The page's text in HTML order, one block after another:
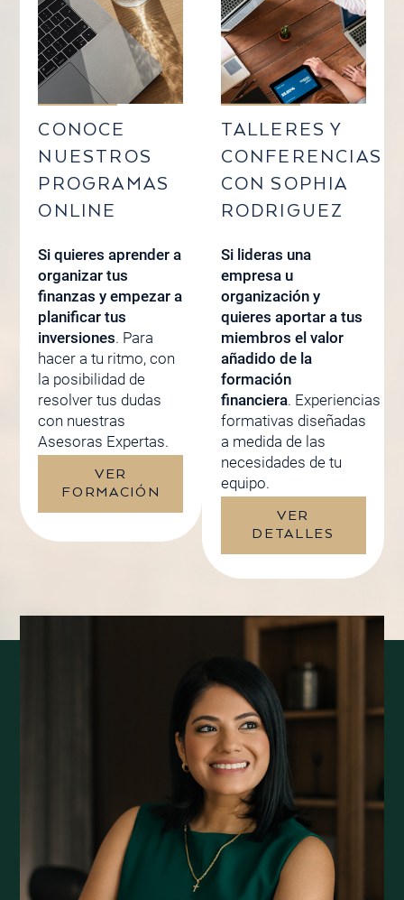
CONOCE
NUESTROS
PROGRAMAS
ONLINE
Si quieres aprender a
organizar tus
finanzas y empezar a
planificar tus
inversiones. Para
hacer a tu ritmo, con
la posibilidad de
resolver tus dudas
con nuestras
Asesoras Expertas.
VER
FORMACIÓN
TALLERES Y
CONFERENCIAS
CON SOPHIA
RODRIGUEZ
Si lideras una
empresa u
organización y
quieres aportar a tus
miembros el valor
añadido de la
formación
financiera. Experiencias
formativas diseñadas
a medida de las
necesidades de tu
equipo.
VER
DETALLES